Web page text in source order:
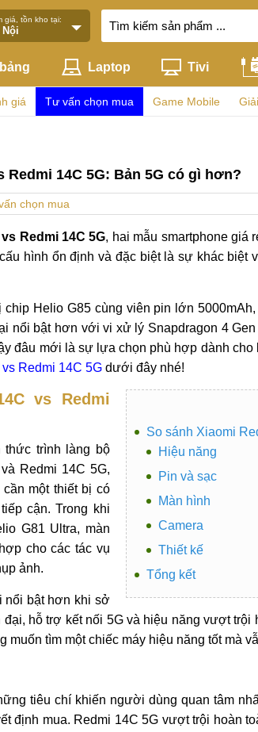
giá, tồn kho tại:
Laptop Tivi
giá Tư vấn chọn mua Game Mobile
Redmi 14C 5G: Bản 5G có gì hơn?
chọn mua
Redmi 14C 5G, hai mẫu smartphone giá
hình ổn định và đặc biệt là sự khác biệt
Helio G85 cùng viên pin lớn
nổi bật hơn với vi xử lý Snapdragon 4
đâu mới là sự lựa chọn phù hợp dành cho
Redmi 14C 5G dưới đây nhé!
So sánh Xiaomi
Hiệu năng
Pin và sạc
Màn hình
Camera
Thiết kế
Tổng kết
vs Redmi
thức trình làng bộ
Redmi 14C 5G,
một thiết bị có
cận. Trong khi
G81 Ultra, màn
cho các tác vụ
ảnh.
nổi bật hơn khi sở
hỗ trợ kết nối 5G và hiệu năng vượt
muốn tìm một chiếc máy hiệu năng tốt mà
tiêu chí khiến người dùng quan tâm
định mua. Redmi 14C 5G vượt trội hoàn